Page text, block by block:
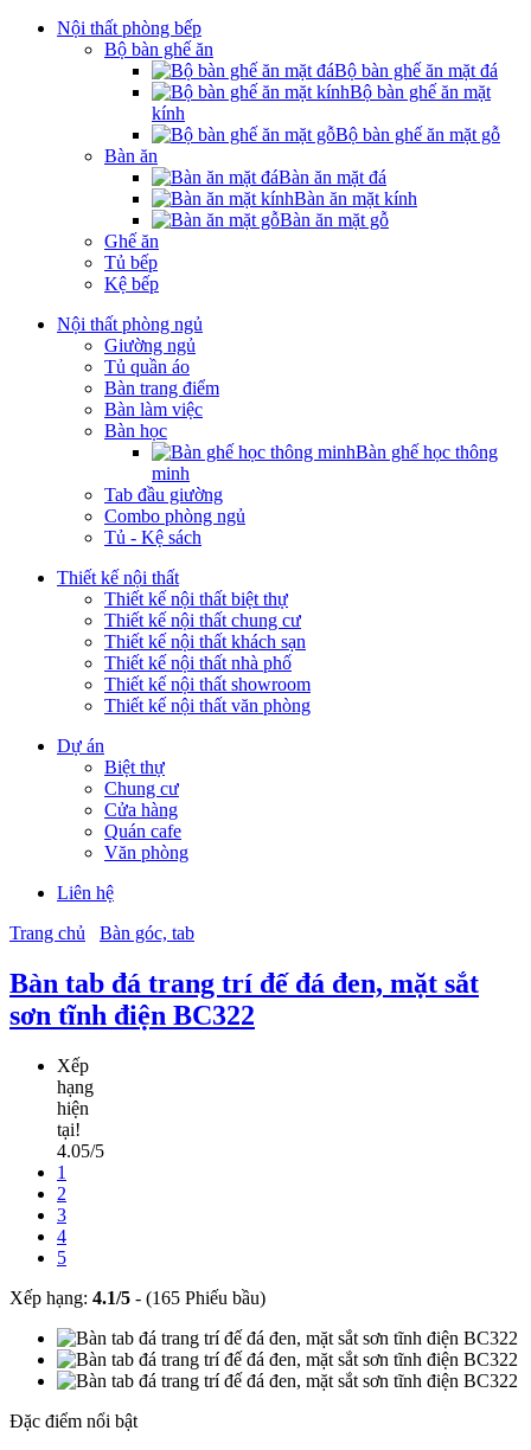
Nội thất phòng bếp
Bộ bàn ghế ăn
Bộ bàn ghế ăn mặt đá
Bộ bàn ghế ăn mặt
kính
Bộ bàn ghế ăn mặt gỗ
Bàn ăn
Bàn ăn mặt đá
Bàn ăn mặt kính
Bàn ăn mặt gỗ
Ghế ăn
Tủ bếp
Kệ bếp
Nội thất phòng ngủ
Giường ngủ
Tủ quần áo
Bàn trang điểm
Bàn làm việc
Bàn học
Bàn ghế học thông
minh
Tab đầu giường
Combo phòng ngủ
Tủ - Kệ sách
Thiết kế nội thất
Thiết kế nội thất biệt thự
Thiết kế nội thất chung cư
Thiết kế nội thất khách sạn
Thiết kế nội thất nhà phố
Thiết kế nội thất showroom
Thiết kế nội thất văn phòng
Dự án
Biệt thự
Chung cư
Cửa hàng
Quán cafe
Văn phòng
Liên hệ
Trang chủ
Bàn góc, tab
Bàn tab đá trang trí đế đá đen, mặt sắt
sơn tĩnh điện BC322
Xếp
hạng
hiện
tại!
4.05/5
1
2
3
4
5
Xếp hạng: 4.1/5 - (165 Phiếu bầu)
Đặc điểm nổi bật